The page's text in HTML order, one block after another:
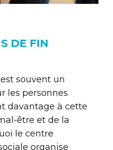
DE FIN
souvent un
les personnes
davantage à cette
être et de la
le centre
organise